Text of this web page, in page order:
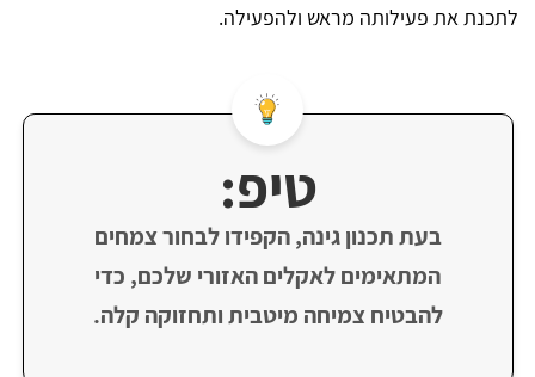
לתכנת את פעילותה מראש ולהפעילה.
טיפ:
בעת תכנון גינה, הקפידו לבחור צמחים
המתאימים לאקלים האזורי שלכם, כדי
להבטיח צמיחה מיטבית ותחזוקה קלה.